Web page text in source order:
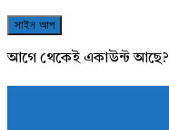
আগে থেকেই একাউন্ট আছে?